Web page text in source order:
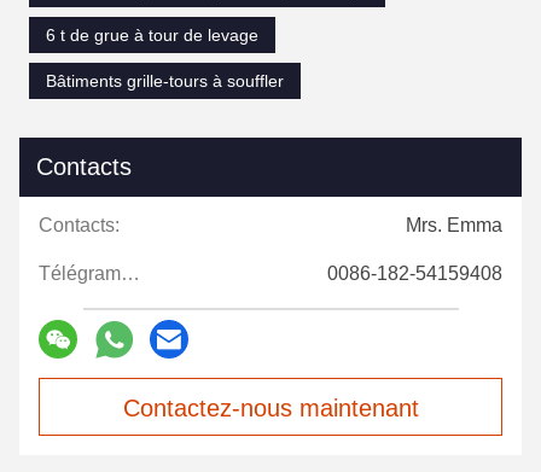
6 t de grue à tour de levage
Bâtiments grille-tours à souffler
Contacts
Contacts: Mrs. Emma
Télégramme: 0086-182-54159408
Contactez-nous maintenant